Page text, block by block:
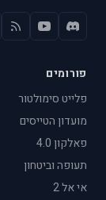
פורומים
פלייט סימולטור
מועדון הטייסים
פאלקון 4.0
תעופה וביטחון
אי אל 2